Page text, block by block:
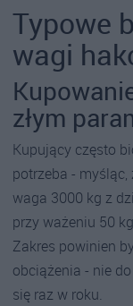
Typowe
wagi
złym
Kupujący często
potrzeba - myśląc,
waga 3000 kg z
przy ważeniu 50
Zakres powinien
obciążenia - nie
się raz w roku.